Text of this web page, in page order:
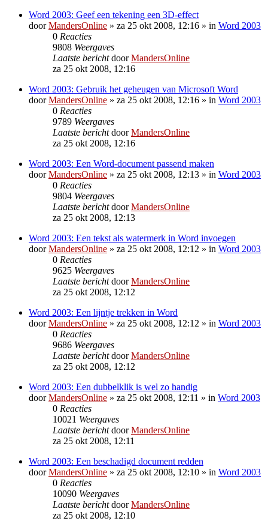
Word 2003: Geef een tekening een 3D-effect
doorMandersOnline » za 25 okt 2008, 12:16 » in Word 2003
0 Reacties
9808 Weergaves
Laatste berichtdoorMandersOnline
za 25 okt 2008, 12:16
Word 2003: Gebruik het geheugen van Microsoft Word
doorMandersOnline » za 25 okt 2008, 12:16 » in Word 2003
0 Reacties
9789 Weergaves
Laatste berichtdoorMandersOnline
za 25 okt 2008, 12:16
Word 2003: Een Word-document passend maken
doorMandersOnline » za 25 okt 2008, 12:13 » in Word 2003
0 Reacties
9804 Weergaves
Laatste berichtdoorMandersOnline
za 25 okt 2008, 12:13
Word 2003: Een tekst als watermerk in Word invoegen
doorMandersOnline » za 25 okt 2008, 12:12 » in Word 2003
0 Reacties
9625 Weergaves
Laatste berichtdoorMandersOnline
za 25 okt 2008, 12:12
Word 2003: Een lijntje trekken in Word
doorMandersOnline » za 25 okt 2008, 12:12 » in Word 2003
0 Reacties
9686 Weergaves
Laatste berichtdoorMandersOnline
za 25 okt 2008, 12:12
Word 2003: Een dubbelklik is wel zo handig
doorMandersOnline » za 25 okt 2008, 12:11 » in Word 2003
0 Reacties
10021 Weergaves
Laatste berichtdoorMandersOnline
za 25 okt 2008, 12:11
Word 2003: Een beschadigd document redden
doorMandersOnline » za 25 okt 2008, 12:10 » in Word 2003
0 Reacties
10090 Weergaves
Laatste berichtdoorMandersOnline
za 25 okt 2008, 12:10